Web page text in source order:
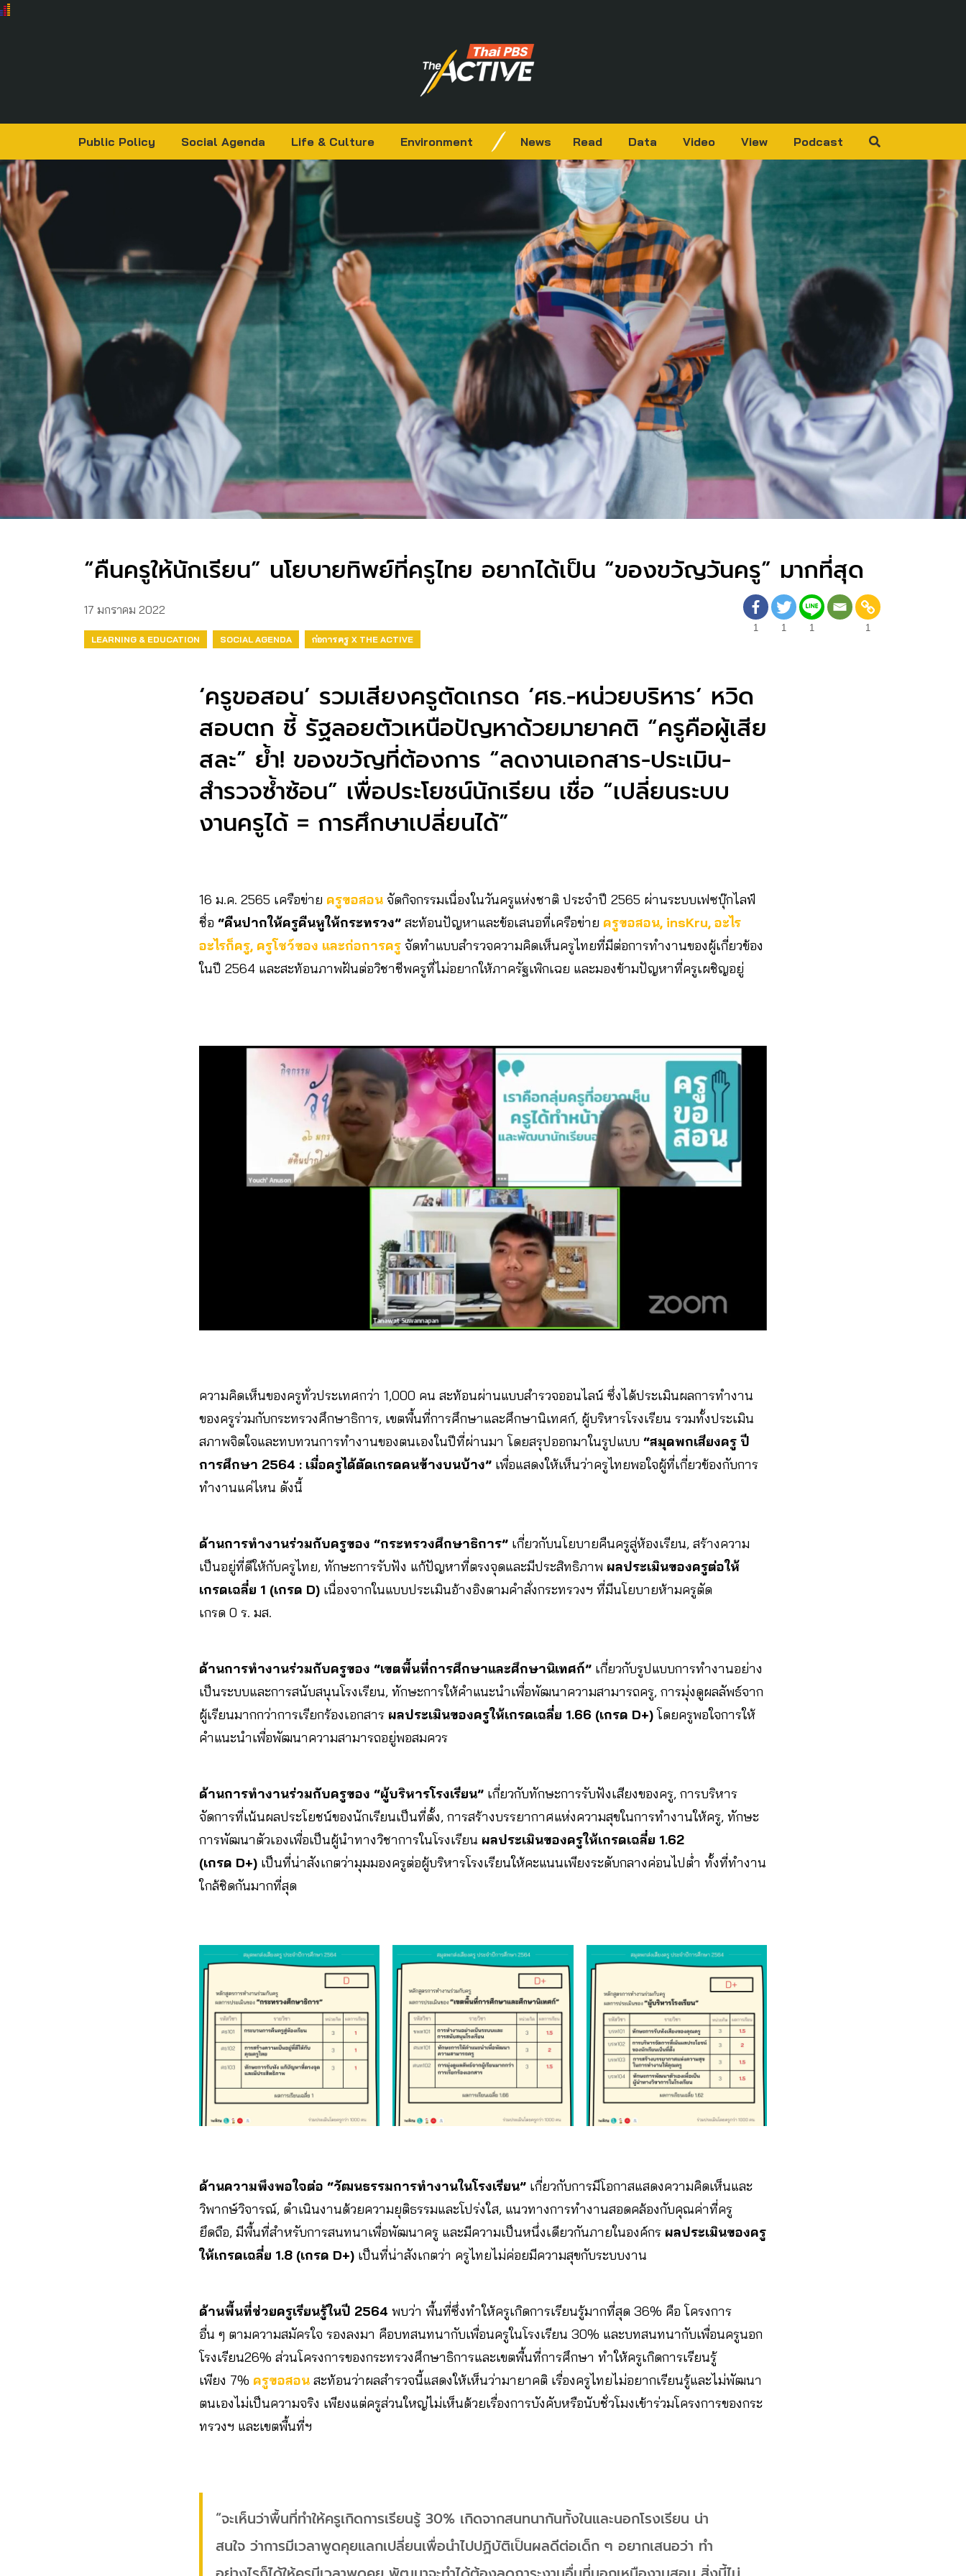
Public Policy Social Agenda Life & Culture Environment News Read Data Video View Podcast
“คืนครูให้นักเรียน” นโยบายทิพย์ที่ครูไทย อยากได้เป็น “ของขวัญวันครู” มากที่สุด
17 มกราคม 2022
LEARNING & EDUCATION SOCIAL AGENDA ก่อการครู X THE ACTIVE
1 1 1 1
‘ครูขอสอน’ รวมเสียงครูตัดเกรด ‘ศธ.-หน่วยบริหาร’ หวิด
สอบตก ชี้ รัฐลอยตัวเหนือปัญหาด้วยมายาคติ “ครูคือผู้เสีย
สละ” ย้ำ! ของขวัญที่ต้องการ “ลดงานเอกสาร-ประเมิน-
สำรวจซ้ำซ้อน” เพื่อประโยชน์นักเรียน เชื่อ “เปลี่ยนระบบ
งานครูได้ = การศึกษาเปลี่ยนได้”
16 ม.ค. 2565 เครือข่าย ครูขอสอน จัดกิจกรรมเนื่องในวันครูแห่งชาติ ประจำปี 2565 ผ่านระบบเฟซบุ๊กไลฟ์
ชื่อ “คืนปากให้ครูคืนหูให้กระทรวง” สะท้อนปัญหาและข้อเสนอที่เครือข่าย ครูขอสอน, insKru, อะไร
อะไรก็ครู, ครูโชว์ของ และก่อการครู จัดทำแบบสำรวจความคิดเห็นครูไทยที่มีต่อการทำงานของผู้เกี่ยวข้อง
ในปี 2564 และสะท้อนภาพฝันต่อวิชาชีพครูที่ไม่อยากให้ภาครัฐเพิกเฉย และมองข้ามปัญหาที่ครูเผชิญอยู่
ความคิดเห็นของครูทั่วประเทศกว่า 1,000 คน สะท้อนผ่านแบบสำรวจออนไลน์ ซึ่งได้ประเมินผลการทำงาน
ของครูร่วมกับกระทรวงศึกษาธิการ, เขตพื้นที่การศึกษาและศึกษานิเทศก์, ผู้บริหารโรงเรียน รวมทั้งประเมิน
สภาพจิตใจและทบทวนการทำงานของตนเองในปีที่ผ่านมา โดยสรุปออกมาในรูปแบบ “สมุดพกเสียงครู ปี
การศึกษา 2564 : เมื่อครูได้ตัดเกรดคนข้างบนบ้าง” เพื่อแสดงให้เห็นว่าครูไทยพอใจผู้ที่เกี่ยวข้องกับการ
ทำงานแค่ไหน ดังนี้
ด้านการทำงานร่วมกับครูของ “กระทรวงศึกษาธิการ” เกี่ยวกับนโยบายคืนครูสู่ห้องเรียน, สร้างความ
เป็นอยู่ที่ดีให้กับครูไทย, ทักษะการรับฟัง แก้ปัญหาที่ตรงจุดและมีประสิทธิภาพ ผลประเมินของครูต่อให้
เกรดเฉลี่ย 1 (เกรด D) เนื่องจากในแบบประเมินอ้างอิงตามคำสั่งกระทรวงฯ ที่มีนโยบายห้ามครูตัด
เกรด 0 ร. มส.
ด้านการทำงานร่วมกับครูของ “เขตพื้นที่การศึกษาและศึกษานิเทศก์” เกี่ยวกับรูปแบบการทำงานอย่าง
เป็นระบบและการสนับสนุนโรงเรียน, ทักษะการให้คำแนะนำเพื่อพัฒนาความสามารถครู, การมุ่งดูผลลัพธ์จาก
ผู้เรียนมากกว่าการเรียกร้องเอกสาร ผลประเมินของครูให้เกรดเฉลี่ย 1.66 (เกรด D+)โดยครูพอใจการให้
คำแนะนำเพื่อพัฒนาความสามารถอยู่พอสมควร
ด้านการทำงานร่วมกับครูของ “ผู้บริหารโรงเรียน” เกี่ยวกับทักษะการรับฟังเสียงของครู, การบริหาร
จัดการที่เน้นผลประโยชน์ของนักเรียนเป็นที่ตั้ง, การสร้างบรรยากาศแห่งความสุขในการทำงานให้ครู, ทักษะ
การพัฒนาตัวเองเพื่อเป็นผู้นำทางวิชาการในโรงเรียน ผลประเมินของครูให้เกรดเฉลี่ย 1.62
(เกรด D+) เป็นที่น่าสังเกตว่ามุมมองครูต่อผู้บริหารโรงเรียนให้คะแนนเพียงระดับกลางค่อนไปต่ำ ทั้งที่ทำงาน
ใกล้ชิดกันมากที่สุด
ด้านความพึงพอใจต่อ “วัฒนธรรมการทำงานในโรงเรียน” เกี่ยวกับการมีโอกาสแสดงความคิดเห็นและ
วิพากษ์วิจารณ์, ดำเนินงานด้วยความยุติธรรมและโปร่งใส, แนวทางการทำงานสอดคล้องกับคุณค่าที่ครู
ยึดถือ, มีพื้นที่สำหรับการสนทนาเพื่อพัฒนาครู และมีความเป็นหนึ่งเดียวกันภายในองค์กร ผลประเมินของครู
ให้เกรดเฉลี่ย 1.8 (เกรด D+) เป็นที่น่าสังเกตว่า ครูไทยไม่ค่อยมีความสุขกับระบบงาน
ด้านพื้นที่ช่วยครูเรียนรู้ในปี 2564 พบว่า พื้นที่ซึ่งทำให้ครูเกิดการเรียนรู้มากที่สุด 36% คือ โครงการ
อื่น ๆ ตามความสมัครใจ รองลงมา คือบทสนทนากับเพื่อนครูในโรงเรียน 30% และบทสนทนากับเพื่อนครูนอก
โรงเรียน26% ส่วนโครงการของกระทรวงศึกษาธิการและเขตพื้นที่การศึกษา ทำให้ครูเกิดการเรียนรู้
เพียง 7% ครูขอสอน สะท้อนว่าผลสำรวจนี้แสดงให้เห็นว่ามายาคติ เรื่องครูไทยไม่อยากเรียนรู้และไม่พัฒนา
ตนเองไม่เป็นความจริง เพียงแต่ครูส่วนใหญ่ไม่เห็นด้วยเรื่องการบังคับหรือนับชั่วโมงเข้าร่วมโครงการของกระ
ทรวงฯ และเขตพื้นที่ฯ
“จะเห็นว่าพื้นที่ทำให้ครูเกิดการเรียนรู้ 30% เกิดจากสนทนากันทั้งในและนอกโรงเรียน น่า
สนใจ ว่าการมีเวลาพูดคุยแลกเปลี่ยนเพื่อนำไปปฏิบัติเป็นผลดีต่อเด็ก ๆ อยากเสนอว่า ทำ